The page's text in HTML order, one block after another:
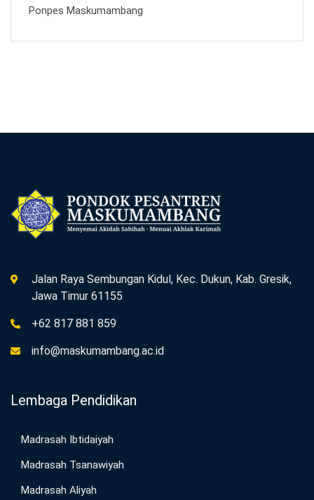
Ponpes Maskumambang
Jalan Raya Sembungan Kidul, Kec. Dukun, Kab. Gresik,
Jawa Timur 61155
+62 817 881 859
info@maskumambang.ac.id
Lembaga Pendidikan
Madrasah Ibtidaiyah
Madrasah Tsanawiyah
Madrasah Aliyah